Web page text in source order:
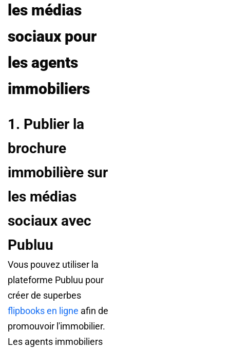
les médias
sociaux pour
les agents
immobiliers
1. Publier la
brochure
immobilière sur
les médias
sociaux avec
Publuu
Vous pouvez utiliser la
plateforme Publuu pour
créer de superbes
flipbooks en ligne afin de
promouvoir l'immobilier.
Les agents immobiliers